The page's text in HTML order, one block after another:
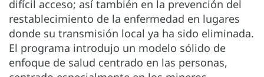
difícil acceso; así también en la prevención del
restablecimiento de la enfermedad en lugares
donde su transmisión local ya ha sido eliminada.
El programa introdujo un modelo sólido de
enfoque de salud centrado en las personas,